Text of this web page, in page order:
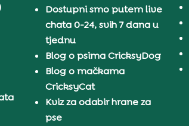
Dostupni smo putem live
chata 0-24, svih 7 dana u
tjednu
Blog o psima CricksyDog
Blog o mačkama
CricksyCat
Kviz za odabir hrane za
pse